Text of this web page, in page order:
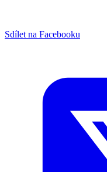
Sdílet na Facebooku